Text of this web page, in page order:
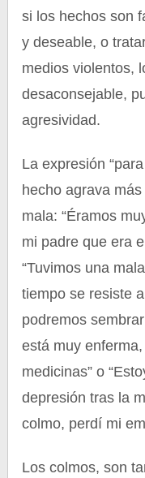
si los hechos son
y deseable, o
medios violentos,
desaconsejable,
agresividad.
La expresión
hecho agrava
mala: “Éramos
mi padre que era
“Tuvimos una
tiempo se resiste
podremos
está muy
medicinas” o
depresión tras la
colmo, perdí mi
Los colmos, son